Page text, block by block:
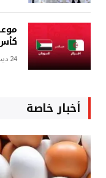
24 ديسمبر، 2025
أخبار خاصة